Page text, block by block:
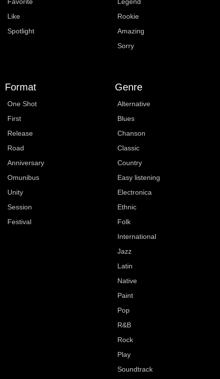
Like
Spotlight
Rookie
Amazing
Sorry
Format
One Shot
First
Release
Road
Anniversary
Omunibus
Unity
Session
Festival
Genre
Alternative
Blues
Chanson
Classic
Country
Easy listening
Electronica
Ethnic
Folk
International
Jazz
Latin
Native
Paint
Pop
R&B
Rock
Play
Soundtrack